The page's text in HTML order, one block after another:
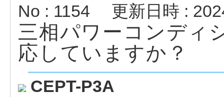
No : 1154
更新日時 :
三相パワーコンディ
応していますか？
CEPT-P3A